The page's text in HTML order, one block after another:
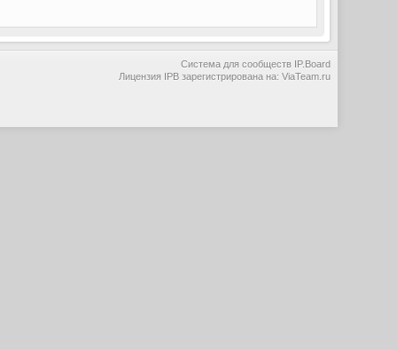
Система для сообществ IP.Board
Лицензия IPB зарегистрирована на: ViaTeam.ru